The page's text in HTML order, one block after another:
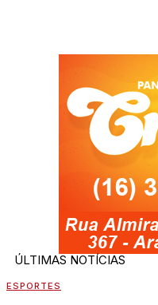
ÚLTIMAS NOTÍCIAS
ESPORTES